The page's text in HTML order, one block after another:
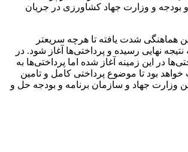
و بودجه و وزارت جهاد کشاورزی در جریان
هماهنگی شدت یافته تا هرچه سریعتر
نهایی رسیده و پرداختی‌ها آغاز شود. در
در این زمینه آغاز شده اما پرداختی‌ها به
بود تا موضوع پرداختی کامل و تامین
وزارت جهاد و سازمان برنامه و بودجه حل و